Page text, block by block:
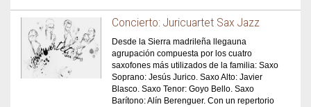
Concierto: Juricuartet Sax Jazz
Desde la Sierra madrileña llegauna
agrupación compuesta por los cuatro
saxofones más utilizados de la familia: Saxo
Soprano: Jesús Jurico. Saxo Alto: Javier
Blasco. Saxo Tenor: Goyo Bello. Saxo
Barítono: Alín Berenguer. Con un repertorio